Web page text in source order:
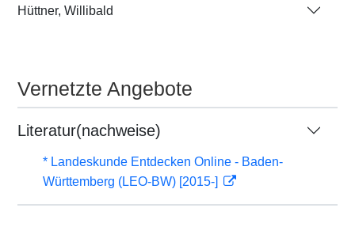
Hüttner, Willibald
Vernetzte Angebote
Literatur(nachweise)
* Landeskunde Entdecken Online - Baden-
Württemberg (LEO-BW) [2015-]